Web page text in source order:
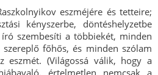
eszméjére és tetteire;
kényszerbe, döntéshelyzetbe
szembesíti a többiekét, minden
főhős, és minden szólam
(Világossá válik, hogy a
értelmetlen nemcsak a